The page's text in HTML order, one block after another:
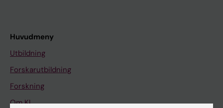
Huvudmeny
Utbildning
Forskarutbildning
Forskning
Om KI